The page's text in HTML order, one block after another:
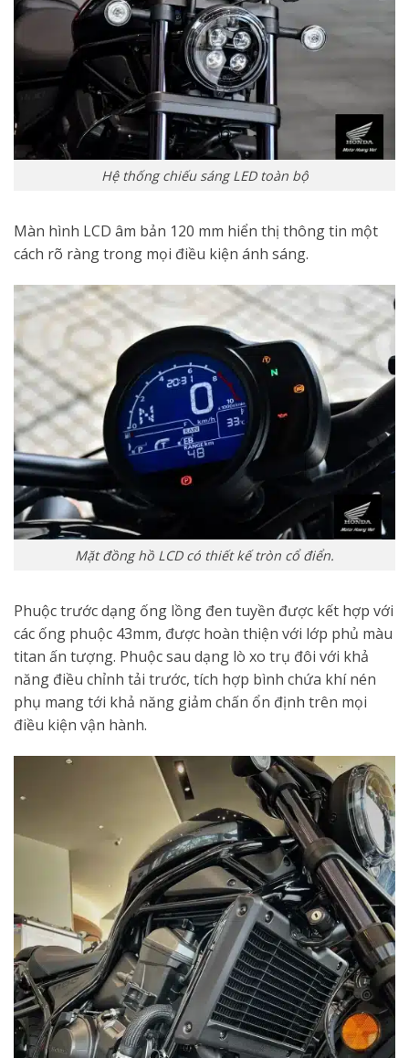
Hệ thống chiếu sáng LED toàn bộ
Màn hình LCD âm bản 120 mm hiển thị thông tin một
cách rõ ràng trong mọi điều kiện ánh sáng.
Mặt đồng hồ LCD có thiết kế tròn cổ điển.
Phuộc trước dạng ống lồng đen tuyền được kết hợp với
các ống phuộc 43mm, được hoàn thiện với lớp phủ màu
titan ấn tượng. Phuộc sau dạng lò xo trụ đôi với khả
năng điều chỉnh tải trước, tích hợp bình chứa khí nén
phụ mang tới khả năng giảm chấn ổn định trên mọi
điều kiện vận hành.